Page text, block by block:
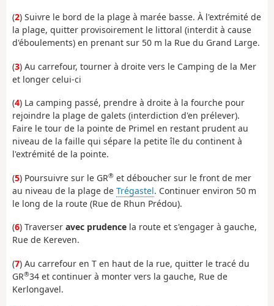
(2) Suivre le bord de la plage à marée basse. À l'extrémité de
la plage, quitter provisoirement le littoral (interdit à cause
d'éboulements) en prenant sur 50 m la Rue du Grand Large.
(3) Au carrefour, tourner à droite vers le Camping de la Mer
et longer celui-ci
(4) La camping passé, prendre à droite à la fourche pour
rejoindre la plage de galets (interdiction d'en prélever).
Faire le tour de la pointe de Primel en restant prudent au
niveau de la faille qui sépare la petite île du continent à
l'extrémité de la pointe.
(5) Poursuivre sur le GR® et déboucher sur le front de mer
au niveau de la plage de Trégastel. Continuer environ 50 m
le long de la route (Rue de Rhun Prédou).
(6) Traverser avec prudence la route et s'engager à gauche,
Rue de Kereven.
(7) Au carrefour en T en haut de la rue, quitter le tracé du
GR®34 et continuer à monter vers la gauche, Rue de
Kerlongavel.